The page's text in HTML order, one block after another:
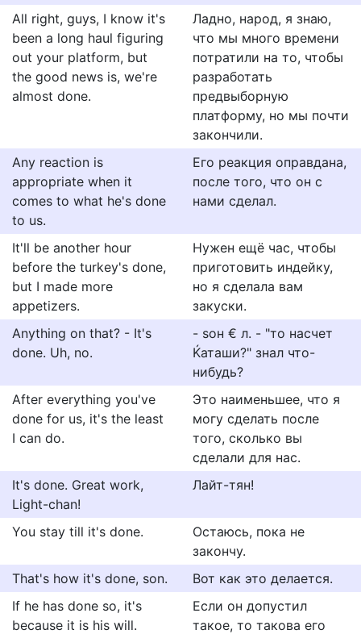
All right, guys, I know it's
been a long haul figuring
out your platform, but
the good news is, we're
almost done.
Ладно, народ, я знаю,
что мы много времени
потратили на то, чтобы
разработать
предвыборную
платформу, но мы почти
закончили.
Any reaction is
appropriate when it
comes to what he's done
to us.
Его реакция оправдана,
после того, что он с
нами сделал.
It'll be another hour
before the turkey's done,
but I made more
appetizers.
Нужен ещё час, чтобы
приготовить индейку,
но я сделала вам
закуски.
Anything on that? - It's
done. Uh, no.
- ѕон € л. - "то насчет
Ќаташи?" знал что-
нибудь?
After everything you've
done for us, it's the least
I can do.
Это наименьшее, что я
могу сделать после
того, сколько вы
сделали для нас.
It's done. Great work,
Light-chan!
Лайт-тян!
You stay till it's done.
Остаюсь, пока не
закончу.
That's how it's done, son.
Вот как это делается.
If he has done so, it's
because it is his will.
Если он допустил
такое, то такова его